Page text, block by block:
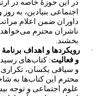
در این حوزۀ خاصه در
اجتماعی بنیادین، به
داوران ضمن اعلام
ناشران محترم می
بخشند.
·
رویکردها و اهداف
و فعالیت: کتابهای
و سیاقی یکسان، تکراری
محترم این کتابها به
علوم اجتماعی و توجه